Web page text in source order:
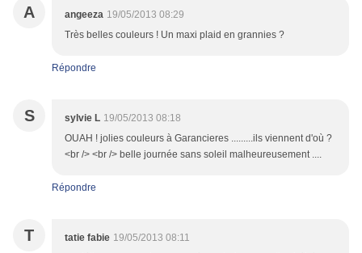
A angeeza 19/05/2013 08:29
Très belles couleurs ! Un maxi plaid en grannies ?
Répondre
S sylvie L 19/05/2013 08:18
OUAH ! jolies couleurs à Garancieres .........ils viennent d'où ?
<br /> <br /> belle journée sans soleil malheureusement ....
Répondre
T tatie fabie 19/05/2013 08:11